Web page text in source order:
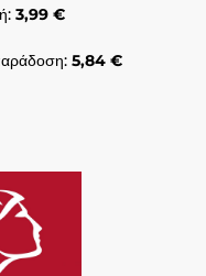
3,99 €
5,84 €